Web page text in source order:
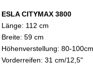
ESLA CITYMAX 3800
Länge: 112 cm
Breite: 59 cm
Höhenverstellung: 80-100cm
Vorderreifen: 31 cm/12,5"